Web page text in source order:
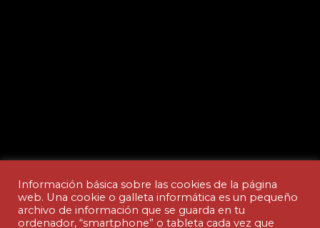
Aviso legal y Política de privacidad
Información básica sobre las cookies de la página
web. Una cookie o galleta informática es un pequeño
archivo de información que se guarda en tu
ordenador, “smartphone” o tableta cada vez que